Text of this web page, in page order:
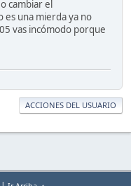
cambiar el
una mierda ya no
vas incómodo porque
ACCIONES DEL USUARIO